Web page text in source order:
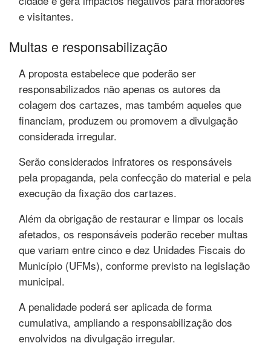
e visitantes.
Multas e responsabilização
A proposta estabelece que poderão ser
responsabilizados não apenas os autores da
colagem dos cartazes, mas também aqueles que
financiam, produzem ou promovem a divulgação
considerada irregular.
Serão considerados infratores os responsáveis
pela propaganda, pela confecção do material e pela
execução da fixação dos cartazes.
Além da obrigação de restaurar e limpar os locais
afetados, os responsáveis poderão receber multas
que variam entre cinco e dez Unidades Fiscais do
Município (UFMs), conforme previsto na legislação
municipal.
A penalidade poderá ser aplicada de forma
cumulativa, ampliando a responsabilização dos
envolvidos na divulgação irregular.